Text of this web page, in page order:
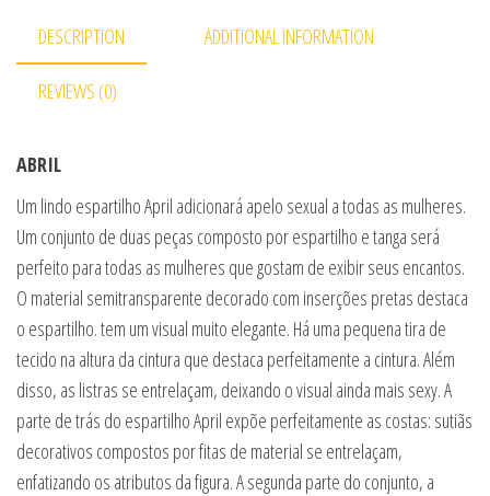
DESCRIPTION ADDITIONAL INFORMATION
REVIEWS (0)
ABRIL
Um lindo espartilho April adicionará apelo sexual a todas as mulheres.
Um conjunto de duas peças composto por espartilho e tanga será
perfeito para todas as mulheres que gostam de exibir seus encantos.
O material semitransparente decorado com inserções pretas destaca
o espartilho. tem um visual muito elegante. Há uma pequena tira de
tecido na altura da cintura que destaca perfeitamente a cintura. Além
disso, as listras se entrelaçam, deixando o visual ainda mais sexy. A
parte de trás do espartilho April expõe perfeitamente as costas: sutiãs
decorativos compostos por fitas de material se entrelaçam,
enfatizando os atributos da figura. A segunda parte do conjunto, a